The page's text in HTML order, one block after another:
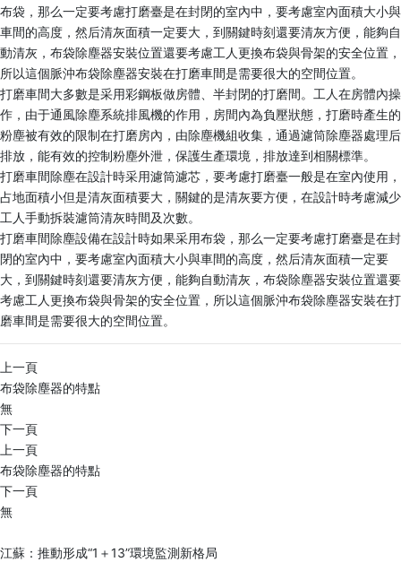
布袋，那么一定要考慮打磨臺是在封閉的室內中，要考慮室內面積大小與
車間的高度，然后清灰面積一定要大，到關鍵時刻還要清灰方便，能夠自
動清灰，布袋除塵器安裝位置還要考慮工人更換布袋與骨架的安全位置，
所以這個脈沖布袋除塵器安裝在打磨車間是需要很大的空間位置。
打磨車間大多數是采用彩鋼板做房體、半封閉的打磨間。工人在房體內操
作，由于通風除塵系統排風機的作用，房間內為負壓狀態，打磨時產生的
粉塵被有效的限制在打磨房內，由除塵機組收集，通過濾筒除塵器處理后
排放，能有效的控制粉塵外泄，保護生產環境，排放達到相關標準。
打磨車間除塵在設計時采用濾筒濾芯，要考慮打磨臺一般是在室內使用，
占地面積小但是清灰面積要大，關鍵的是清灰要方便，在設計時考慮減少
工人手動拆裝濾筒清灰時間及次數。
打磨車間除塵設備在設計時如果采用布袋，那么一定要考慮打磨臺是在封
閉的室內中，要考慮室內面積大小與車間的高度，然后清灰面積一定要
大，到關鍵時刻還要清灰方便，能夠自動清灰，布袋除塵器安裝位置還要
考慮工人更換布袋與骨架的安全位置，所以這個脈沖布袋除塵器安裝在打
磨車間是需要很大的空間位置。
上一頁
布袋除塵器的特點
無
下一頁
上一頁
布袋除塵器的特點
下一頁
無
江蘇：推動形成“1＋13”環境監測新格局